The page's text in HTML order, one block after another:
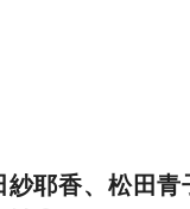
紗耶香、松田